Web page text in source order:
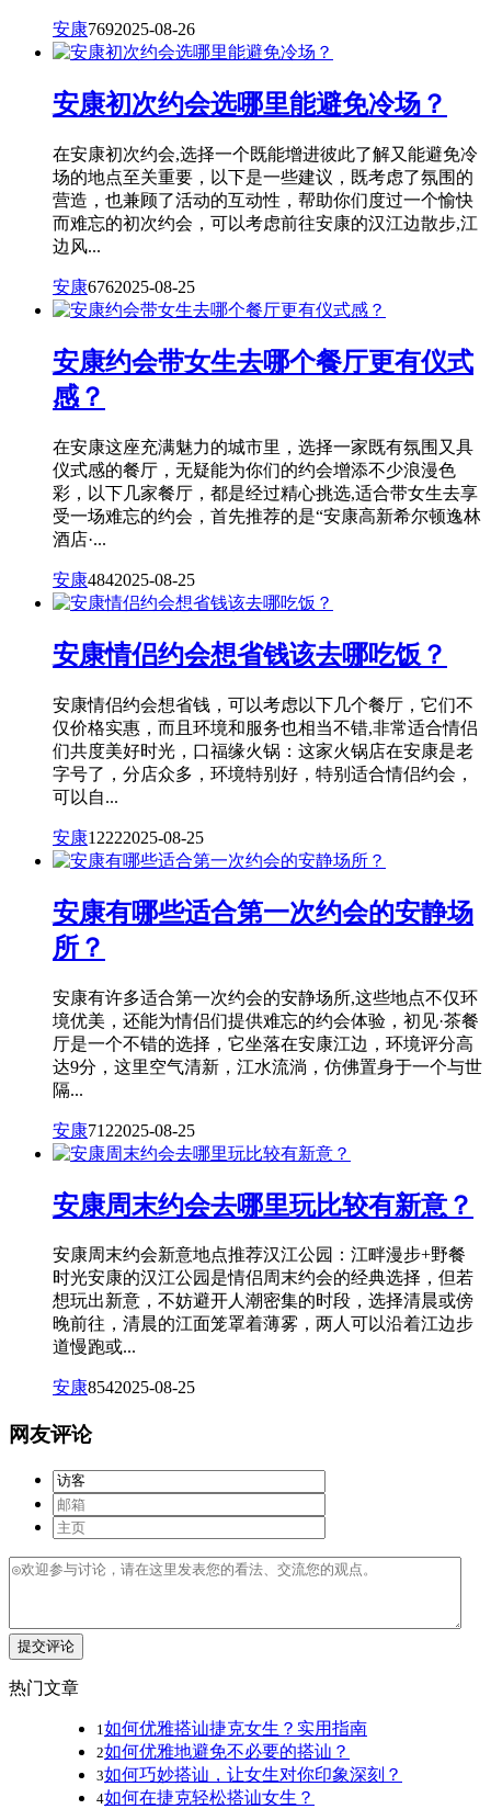
安康7692025-08-26
安康初次约会选哪里能避免冷场？
在安康初次约会,选择一个既能增进彼此了解又能避免冷
场的地点至关重要，以下是一些建议，既考虑了氛围的
营造，也兼顾了活动的互动性，帮助你们度过一个愉快
而难忘的初次约会，可以考虑前往安康的汉江边散步,江
边风...
安康6762025-08-25
安康约会带女生去哪个餐厅更有仪式
感？
在安康这座充满魅力的城市里，选择一家既有氛围又具
仪式感的餐厅，无疑能为你们的约会增添不少浪漫色
彩，以下几家餐厅，都是经过精心挑选,适合带女生去享
受一场难忘的约会，首先推荐的是“安康高新希尔顿逸林
酒店·...
安康4842025-08-25
安康情侣约会想省钱该去哪吃饭？
安康情侣约会想省钱，可以考虑以下几个餐厅，它们不
仅价格实惠，而且环境和服务也相当不错,非常适合情侣
们共度美好时光，口福缘火锅：这家火锅店在安康是老
字号了，分店众多，环境特别好，特别适合情侣约会，
可以自...
安康12222025-08-25
安康有哪些适合第一次约会的安静场
所？
安康有许多适合第一次约会的安静场所,这些地点不仅环
境优美，还能为情侣们提供难忘的约会体验，初见·茶餐
厅是一个不错的选择，它坐落在安康江边，环境评分高
达9分，这里空气清新，江水流淌，仿佛置身于一个与世
隔...
安康7122025-08-25
安康周末约会去哪里玩比较有新意？
安康周末约会新意地点推荐汉江公园：江畔漫步+野餐
时光安康的汉江公园是情侣周末约会的经典选择，但若
想玩出新意，不妨避开人潮密集的时段，选择清晨或傍
晚前往，清晨的江面笼罩着薄雾，两人可以沿着江边步
道慢跑或...
安康8542025-08-25
网友评论
提交评论
热门文章
1 如何优雅搭讪捷克女生？实用指南
2如何优雅地避免不必要的搭讪？
3如何巧妙搭讪，让女生对你印象深刻？
4如何在捷克轻松搭讪女生？